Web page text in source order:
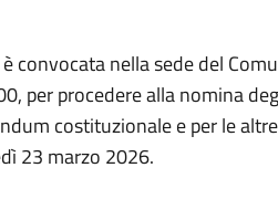
convocata nella sede del
per procedere alla nomina
costituzionale e per le
23 marzo 2026.